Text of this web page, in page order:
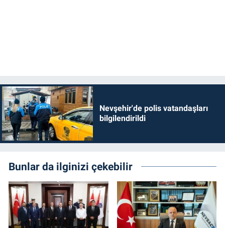
Nevşehir'de polis vatandaşları
bilgilendirildi
Bunlar da ilginizi çekebilir